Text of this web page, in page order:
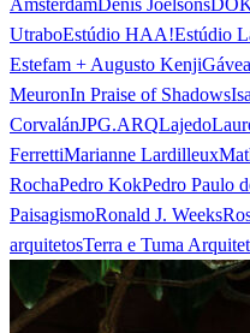
AmsterdamDenis Joelsons
UtraboEstúdio HAA!Estúdio
Estefam + Augusto Kenji
MeuronIn Praise of Shadows
CorvalánJPG.ARQLajedo
FerrettiMarianne Lardilleux
RochaPedro KokPedro Paulo
PaisagismoRonald J. Weeks
arquitetosTerra e Tuma